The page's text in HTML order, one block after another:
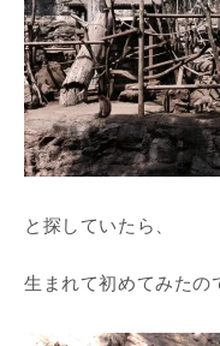
と探していたら、
生まれて初めてみたの